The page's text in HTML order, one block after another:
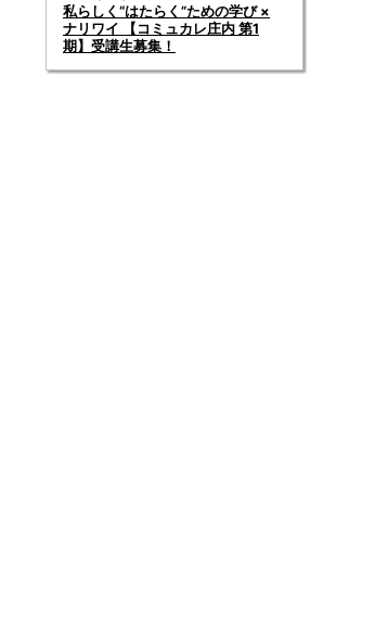
私らしく“はたらく”ための学び ×
ナリワイ 【コミュカレ庄内 第1
期】受講生募集！